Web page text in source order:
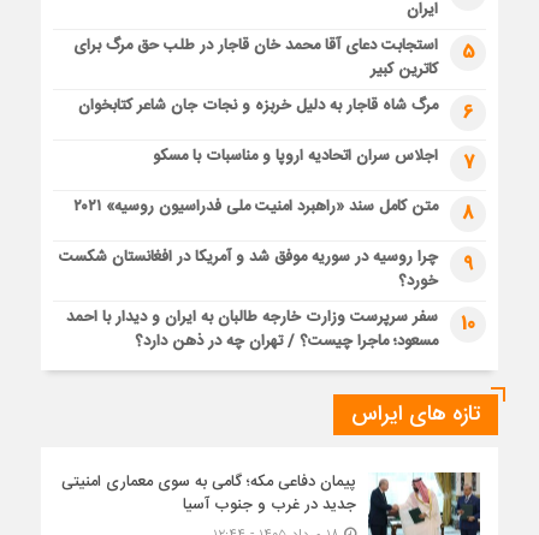
ایران
5
استجابت دعای آقا محمد خان قاجار در طلب حق مرگ برای
کاترین کبیر
6 مرگ شاه قاجار به دلیل خربزه و نجات جان شاعر کتابخوان
7 اجلاس سران اتحادیه اروپا و مناسبات با مسکو
8 متن کامل سند «راهبرد امنیت ملی فدراسیون روسیه» ۲۰۲۱
9
چرا روسیه در سوریه موفق شد و آمریکا در افغانستان شکست
خورد؟
10
سفر سرپرست وزارت خارجه طالبان به ایران و دیدار با احمد
مسعود؛ ماجرا چیست؟ / تهران چه در ذهن دارد؟
تازه های ایراس
پیمان دفاعی مکه؛ گامی به سوی معماری امنیتی
جدید در غرب و جنوب آسیا